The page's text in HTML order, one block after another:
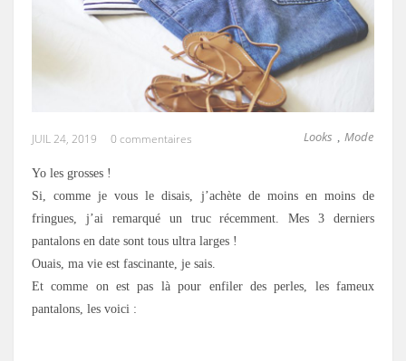
Looks , Mode
JUIL 24, 2019 0 commentaires
Yo les grosses !
Si, comme je vous le disais, j’achète de moins en moins de
fringues, j’ai remarqué un truc récemment. Mes 3 derniers
pantalons en date sont tous ultra larges !
Ouais, ma vie est fascinante, je sais.
Et comme on est pas là pour enfiler des perles, les fameux
pantalons, les voici :